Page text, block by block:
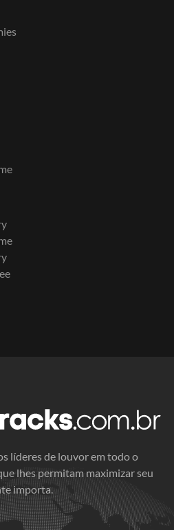
líderes de louvor em todo o
lhes permitam maximizar seu
importa.